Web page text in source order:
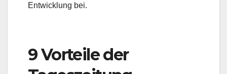
Entwicklung bei.
9 Vorteile der